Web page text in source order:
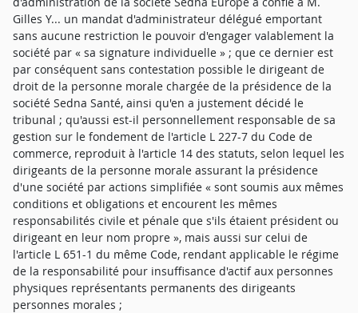
Gilles Y... un mandat d'administrateur délégué emportant
sans aucune restriction le pouvoir d'engager valablement la
société par « sa signature individuelle » ; que ce dernier est
par conséquent sans contestation possible le dirigeant de
droit de la personne morale chargée de la présidence de la
société Sedna Santé, ainsi qu'en a justement décidé le
tribunal ; qu'aussi est-il personnellement responsable de sa
gestion sur le fondement de l'article L 227-7 du Code de
commerce, reproduit à l'article 14 des statuts, selon lequel les
dirigeants de la personne morale assurant la présidence
d'une société par actions simplifiée « sont soumis aux mêmes
conditions et obligations et encourent les mêmes
responsabilités civile et pénale que s'ils étaient président ou
dirigeant en leur nom propre », mais aussi sur celui de
l'article L 651-1 du même Code, rendant applicable le régime
de la responsabilité pour insuffisance d'actif aux personnes
physiques représentants permanents des dirigeants
personnes morales ;